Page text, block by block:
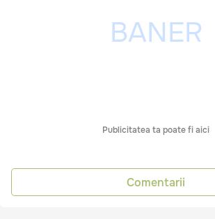
Publicitatea ta poate fi aici
Comentarii